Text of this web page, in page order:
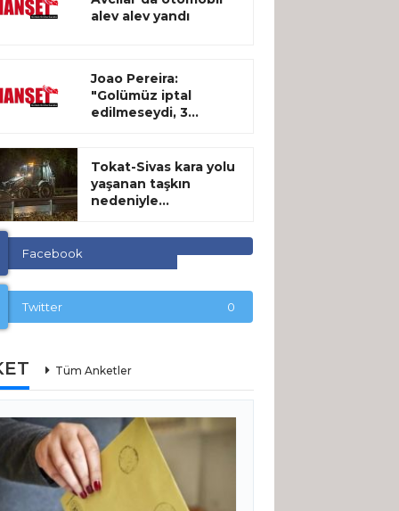
alev alev yandı
Joao Pereira:
"Golümüz iptal
edilmeseydi, 3...
Tokat-Sivas kara yolu
yaşanan taşkın
nedeniyle...
Facebook
Twitter 0
Tüm Anketler